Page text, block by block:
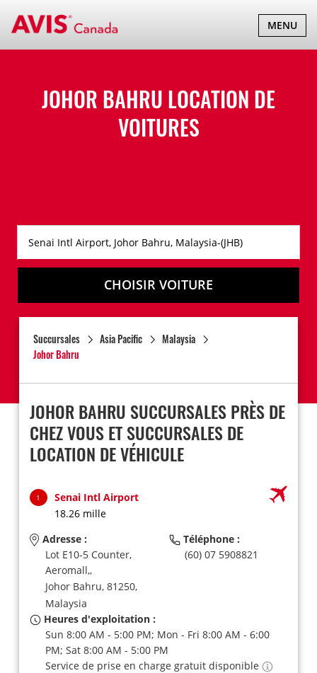
BASCULER
LA
MENU
JOHOR BAHRU LOCATION DE
VOITURES
CHOISIR VOITURE
Succursales Asia Pacific
Malaysia
Johor Bahru
JOHOR BAHRU SUCCURSALES PRÈS DE
CHEZ VOUS ET SUCCURSALES DE
LOCATION DE VÉHICULE
1
Senai Intl Airport
18.26 mille
Adresse :
Lot E10-5 Counter,
Aeromall,,
Johor Bahru, 81250,
Malaysia
Téléphone :
(60) 07 5908821
Heures d'exploitation :
Sun 8:00 AM - 5:00 PM; Mon - Fri 8:00 AM - 6:00
PM; Sat 8:00 AM - 5:00 PM
Service de prise en charge gratuit disponible